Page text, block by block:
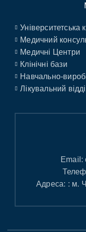
Університетська
Медичний
Медичні Центри
Клінічні бази
Навчально-
Лікувальний
Email:
Адреса: : м.